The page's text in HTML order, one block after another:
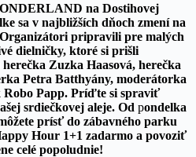
na Dostihovej
sa v najbližších dňoch zmení na
pripravili pre malých
dielničky, ktoré si prišli
Zuzka Haasová, herečka
Petra Batthyány, moderátorka
Robo Papp. Príďte si spraviť
srdiečkovej aleje. Od pondelka
prísť do zábavného parku
Hour 1+1 zadarmo a povoziť
celé popoludnie!